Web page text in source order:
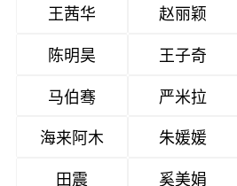
王茜华
赵丽颖
陈明昊
王子奇
马伯骞
严米拉
海来阿木
朱媛媛
田震
奚美娟